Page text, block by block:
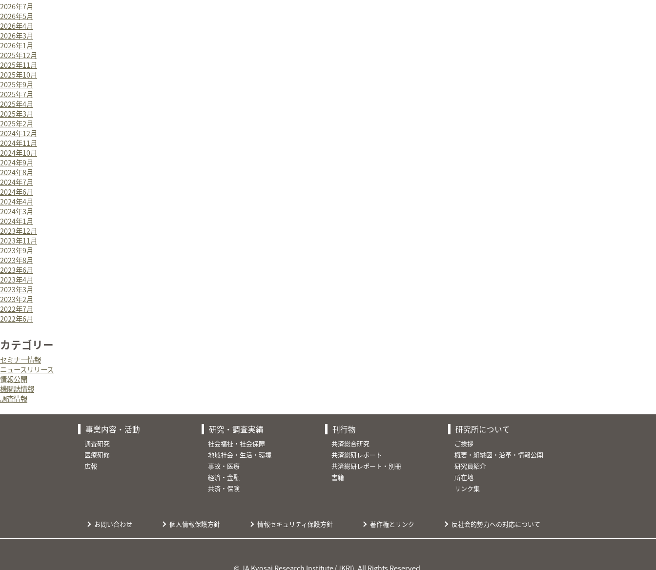
2026年7月
2026年5月
2026年4月
2026年3月
2026年1月
2025年12月
2025年11月
2025年10月
2025年9月
2025年7月
2025年4月
2025年3月
2025年2月
2024年12月
2024年11月
2024年10月
2024年9月
2024年8月
2024年7月
2024年6月
2024年4月
2024年3月
2024年1月
2023年12月
2023年11月
2023年9月
2023年8月
2023年6月
2023年4月
2023年3月
2023年2月
2022年7月
2022年6月
カテゴリー
セミナー情報
ニュースリリース
情報公開
機関誌情報
調査情報
事業内容・活動
調査研究
医療研修
広報
研究・調査実績
社会福祉・社会保障
地域社会・生活・環境
事故・医療
経済・金融
共済・保険
刊行物
共済総合研究
共済総研レポート
共済総研レポート・別冊
書籍
研究所について
ご挨拶
概要・組織図・沿革・情報公開
研究員紹介
所在地
リンク集
お問い合わせ 個人情報保護方針 情報セキュリティ保護方針 著作権とリンク 反社会的勢力への対応について
© JA Kyosai Research Institute (JKRI). All Rights Reserved.